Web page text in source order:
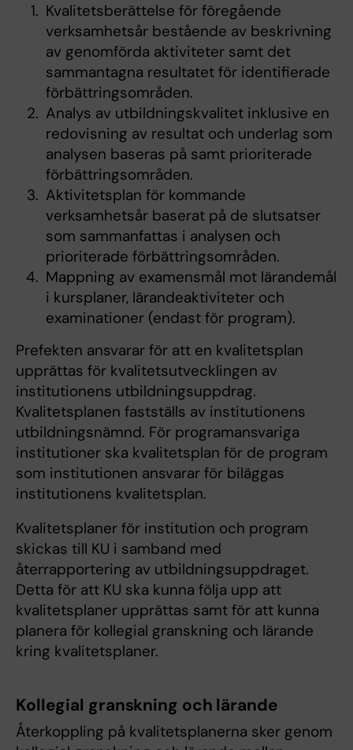
Kvalitetsberättelse för föregående
verksamhetsår bestående av beskrivning
av genomförda aktiviteter samt det
sammantagna resultatet för identifierade
förbättringsområden.
Analys av utbildningskvalitet inklusive en
redovisning av resultat och underlag som
analysen baseras på samt prioriterade
förbättringsområden.
Aktivitetsplan för kommande
verksamhetsår baserat på de slutsatser
som sammanfattas i analysen och
prioriterade förbättringsområden.
Mappning av examensmål mot lärandemål
i kursplaner, lärandeaktiviteter och
examinationer (endast för program).
Prefekten ansvarar för att en kvalitetsplan
upprättas för kvalitetsutvecklingen av
institutionens utbildningsuppdrag.
Kvalitetsplanen fastställs av institutionens
utbildningsnämnd. För programansvariga
institutioner ska kvalitetsplan för de program
som institutionen ansvarar för biläggas
institutionens kvalitetsplan.
Kvalitetsplaner för institution och program
skickas till KU i samband med
återrapportering av utbildningsuppdraget.
Detta för att KU ska kunna följa upp att
kvalitetsplaner upprättas samt för att kunna
planera för kollegial granskning och lärande
kring kvalitetsplaner.
Kollegial granskning och lärande
Återkoppling på kvalitetsplanerna sker genom